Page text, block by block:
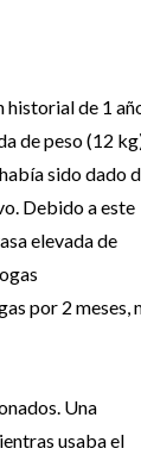
historial de 1
de peso (12
sido dado
Debido a este
elevada de
por 2 meses,
Una
usaba el